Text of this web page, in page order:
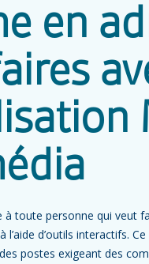
en
à toute personne qui veut
l’aide d’outils interactifs.
postes exigeant des